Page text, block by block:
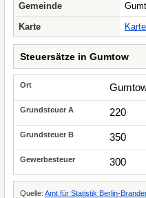
Gemeinde
Karte
Steuersätze in Gumtow
220
350
300
Quelle: Amt für Statistik Berlin-